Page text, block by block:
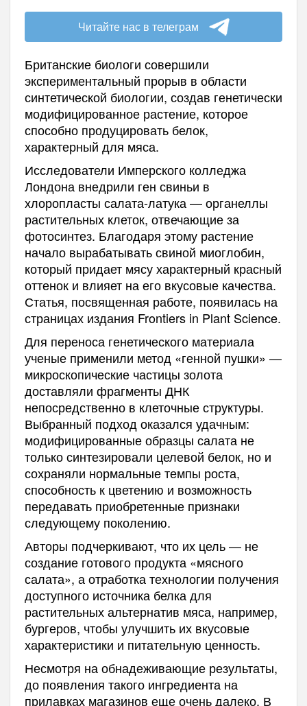
Читайте нас в телеграм
Британские биологи совершили
экспериментальный прорыв в области
синтетической биологии, создав генетически
модифицированное растение, которое
способно продуцировать белок,
характерный для мяса.
Исследователи Имперского колледжа
Лондона внедрили ген свиньи в
хлоропласты салата-латука — органеллы
растительных клеток, отвечающие за
фотосинтез. Благодаря этому растение
начало вырабатывать свиной миоглобин,
который придает мясу характерный красный
оттенок и влияет на его вкусовые качества.
Статья, посвященная работе, появилась на
страницах издания Frontiers in Plant Science.
Для переноса генетического материала
ученые применили метод «генной пушки» —
микроскопические частицы золота
доставляли фрагменты ДНК
непосредственно в клеточные структуры.
Выбранный подход оказался удачным:
модифицированные образцы салата не
только синтезировали целевой белок, но и
сохраняли нормальные темпы роста,
способность к цветению и возможность
передавать приобретенные признаки
следующему поколению.
Авторы подчеркивают, что их цель — не
создание готового продукта «мясного
салата», а отработка технологии получения
доступного источника белка для
растительных альтернатив мяса, например,
бургеров, чтобы улучшить их вкусовые
характеристики и питательную ценность.
Несмотря на обнадеживающие результаты,
до появления такого ингредиента на
прилавках магазинов еще очень далеко. В